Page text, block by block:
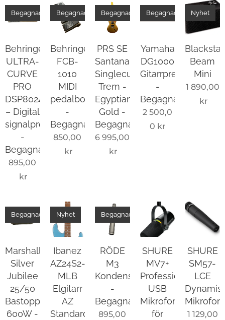
Behringer
ULTRA-
CURVE
PRO
DSP8024
– Digital
signalprocessor
-
Begagnad
Begagnad
895,00
kr
Behringer
FCB-
1010
MIDI
pedalbord
-
Begagnad
Begagnad
850,00
kr
PRS SE
Santana
Singlecut
Trem -
Egyptian
Gold -
Begagnad
Begagnad
6 995,00
kr
Yamaha
DG1000
Gitarrpreamp
-
Begagnad
Begagnad
2 500,0
0 kr
Blackstar
Beam
Mini
Nyhet
1 890,00
kr
Marshall
Silver
Jubilee
25/50
Bastopp
600W -
Begagnad
Ibanez
AZ24S2-
MLB
Elgitarr
AZ
Standard,
Nyhet
RÖDE
M3
Kondensatormikrofon
-
Begagnad
Begagnad
895,00
SHURE
MV7+
Professionell
USB
Mikrofon
för
SHURE
SM57-
LCE
Mikrofon
1 129,00